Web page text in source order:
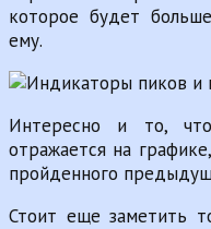
которое будет
ему.
Интересно и то,
отражается на
пройденного
Стоит еще заметить